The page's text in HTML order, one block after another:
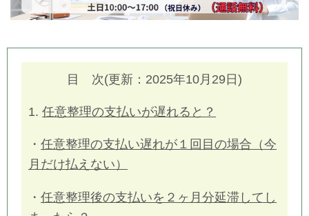
目 次(更新：2025年10月29日)
1. 任意整理の支払いが遅れると？
・ 任意整理の支払い遅れが１回目の場合（今
月だけ払えない）
・ 任意整理後の支払いを２ヶ月分延滞してし